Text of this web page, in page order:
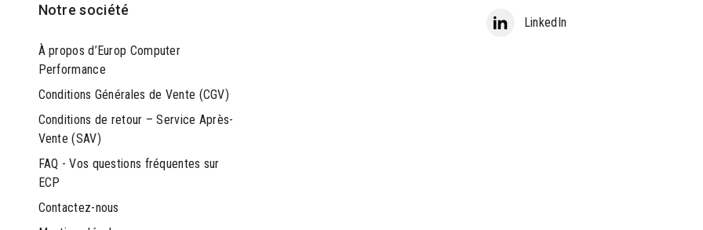
Notre société
À propos d’Europ Computer
Performance
Conditions Générales de Vente (CGV)
Conditions de retour – Service Après-
Vente (SAV)
FAQ - Vos questions fréquentes sur
ECP
Contactez-nous
LinkedIn